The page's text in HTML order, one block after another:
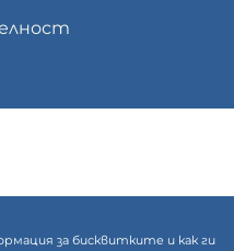
за бисквитките и как ги